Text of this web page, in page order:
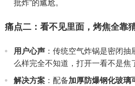
批炸”的尴尬。
痛点二：看不见里面，烤焦全靠
用户心声 ：传统空气炸锅是密闭
么样完全不知道，打开一看不是焦
解决方案 ：配备加厚防爆钢化玻璃